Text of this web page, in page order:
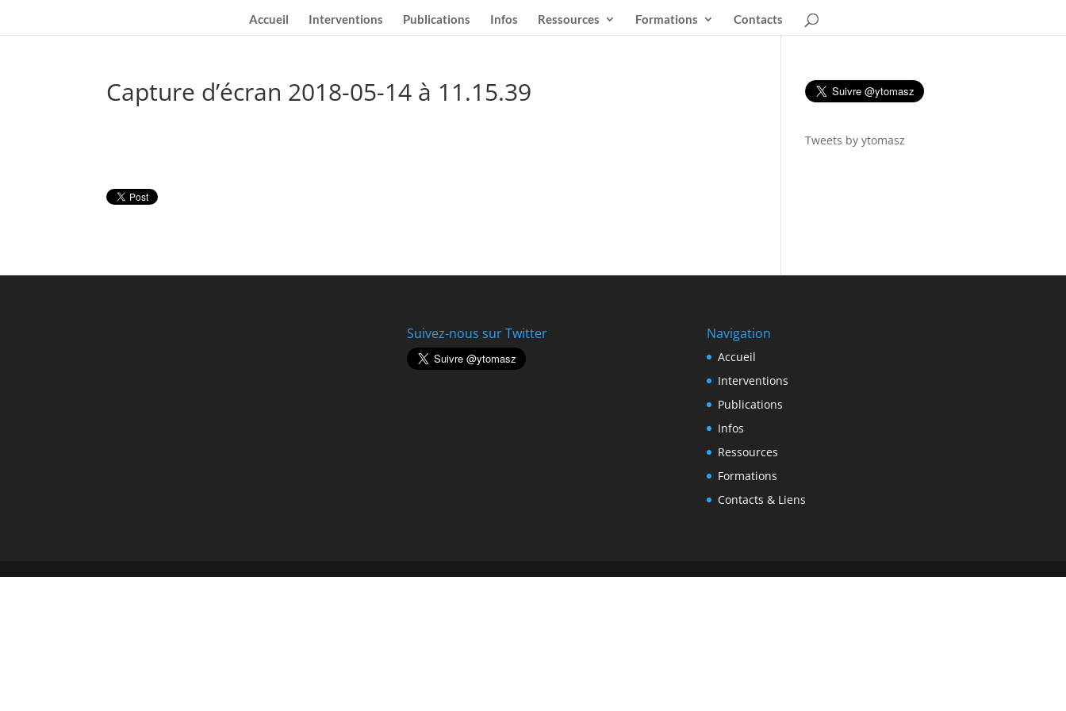
Accueil Interventions Publications Infos Ressources Formations Contacts
Capture d’écran 2018-05-14 à 11.15.39
Tweets by ytomasz
Suivez-nous sur Twitter Navigation
Accueil
Interventions
Publications
Infos
Ressources
Formations
Contacts & Liens